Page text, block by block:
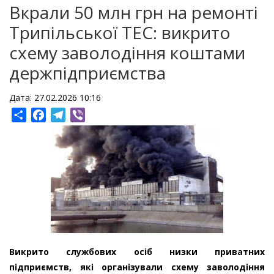
Вкрали 50 млн грн на ремонті
Трипільської ТЕС: викрито
схему заволодіння коштами
держпідприємства
Дата: 27.02.2026 10:16
ShareFacebookTelegram
Викрито службових осіб низки приватних
підприємств, які організували схему заволодіння